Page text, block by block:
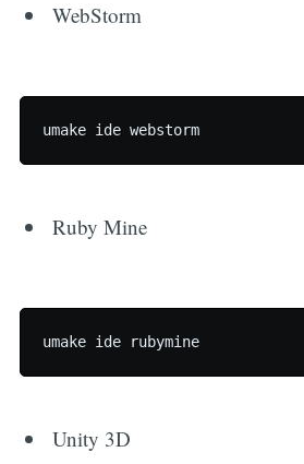
WebStorm
umake ide webstorm
Ruby Mine
umake ide rubymine
Unity 3D